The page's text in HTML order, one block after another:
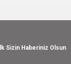
Sizin Haberiniz Olsun